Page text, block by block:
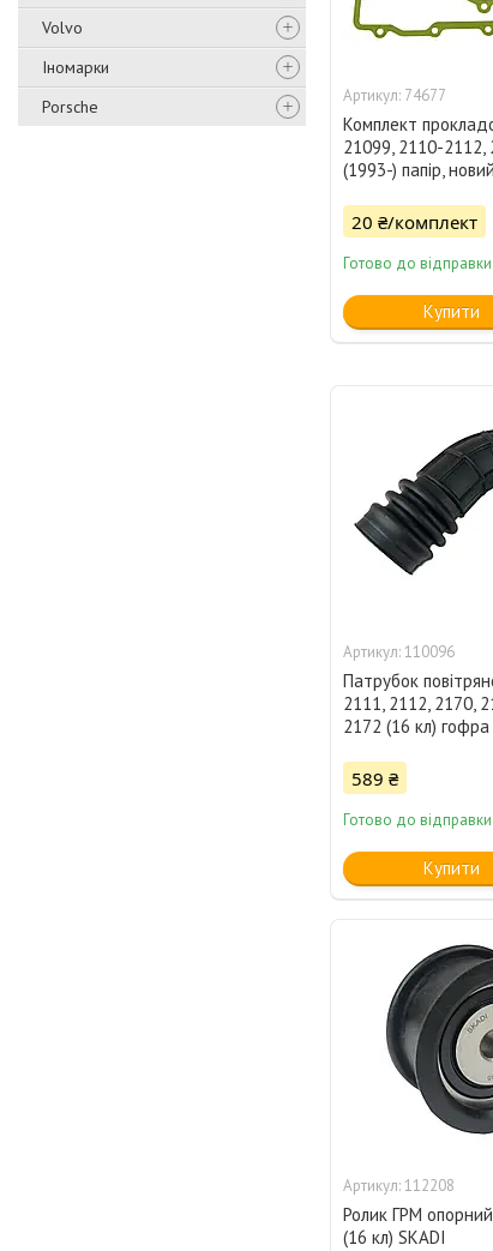
Volvo
Іномарки
Porsche
74677
Комплект
21099, 2110-2112,
(1993-) папір,
20 ₴/комплект
Готово до відправки
Купити
110096
Патрубок
2111, 2112, 2170,
2172 (16 кл)
589 ₴
Готово до відправки
Купити
112208
Ролик ГРМ
(16 кл) SKADI